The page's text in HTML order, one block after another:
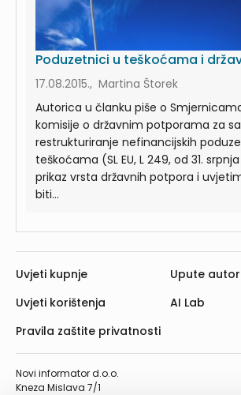
Poduzetnici u teškoćama i
17.08.2015., Martina Štorek
Autorica u članku piše o
komisije o državnim potporama za
restrukturiranje nefinancijskih
teškoćama (SL EU, L 249, od 31.
prikaz vrsta državnih potpora i
biti...
Novi informator d.o.o.
Kneza Mislava 7/1
Uvjeti kupnje
Uvjeti korištenja
Pravila zaštite privatnosti
Upute
AI Lab